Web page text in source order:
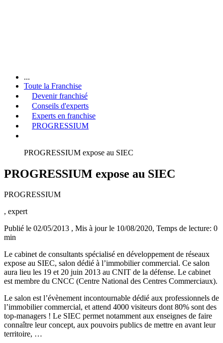
...
Toute la Franchise
Devenir franchisé
Conseils d'experts
Experts en franchise
PROGRESSIUM
PROGRESSIUM expose au SIEC
PROGRESSIUM expose au SIEC
PROGRESSIUM
, expert
Publié le 02/05/2013 , Mis à jour le 10/08/2020, Temps de lecture: 0
min
Le cabinet de consultants spécialisé en développement de réseaux
expose au SIEC, salon dédié à l’immobilier commercial. Ce salon
aura lieu les 19 et 20 juin 2013 au CNIT de la défense. Le cabinet
est membre du CNCC (Centre National des Centres Commerciaux).
Le salon est l’évènement incontournable dédié aux professionnels de
l’immobilier commercial, et attend 4000 visiteurs dont 80% sont des
top-managers ! Le SIEC permet notamment aux enseignes de faire
connaître leur concept, aux pouvoirs publics de mettre en avant leur
territoire, …